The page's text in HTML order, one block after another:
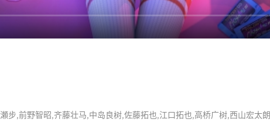
步,前野智昭,齐藤壮马,中岛良树,佐藤拓也,江口拓也,高桥广树,西山宏太朗